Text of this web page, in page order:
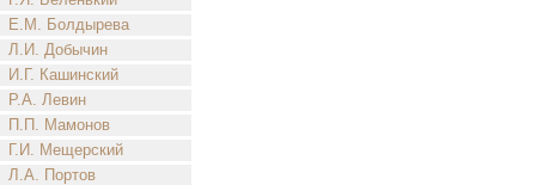
Е.М. Болдырева
Л.И. Добычин
И.Г. Кашинский
Р.А. Левин
П.П. Мамонов
Г.И. Мещерский
Л.А. Портов